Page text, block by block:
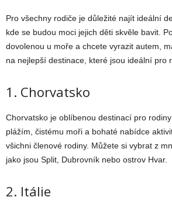
Pro všechny rodiče je důležité najít ideální
kde se budou moci jejich děti skvěle bavit.
dovolenou u moře a chcete vyrazit autem,
na nejlepší destinace, které jsou ideální pro
1. Chorvatsko
Chorvatsko je oblíbenou destinací pro
plážím, čistému moři a bohaté nabídce
všichni členové rodiny. Můžete si vybrat z
jako jsou Split, Dubrovník nebo ostrov Hvar.
2. Itálie